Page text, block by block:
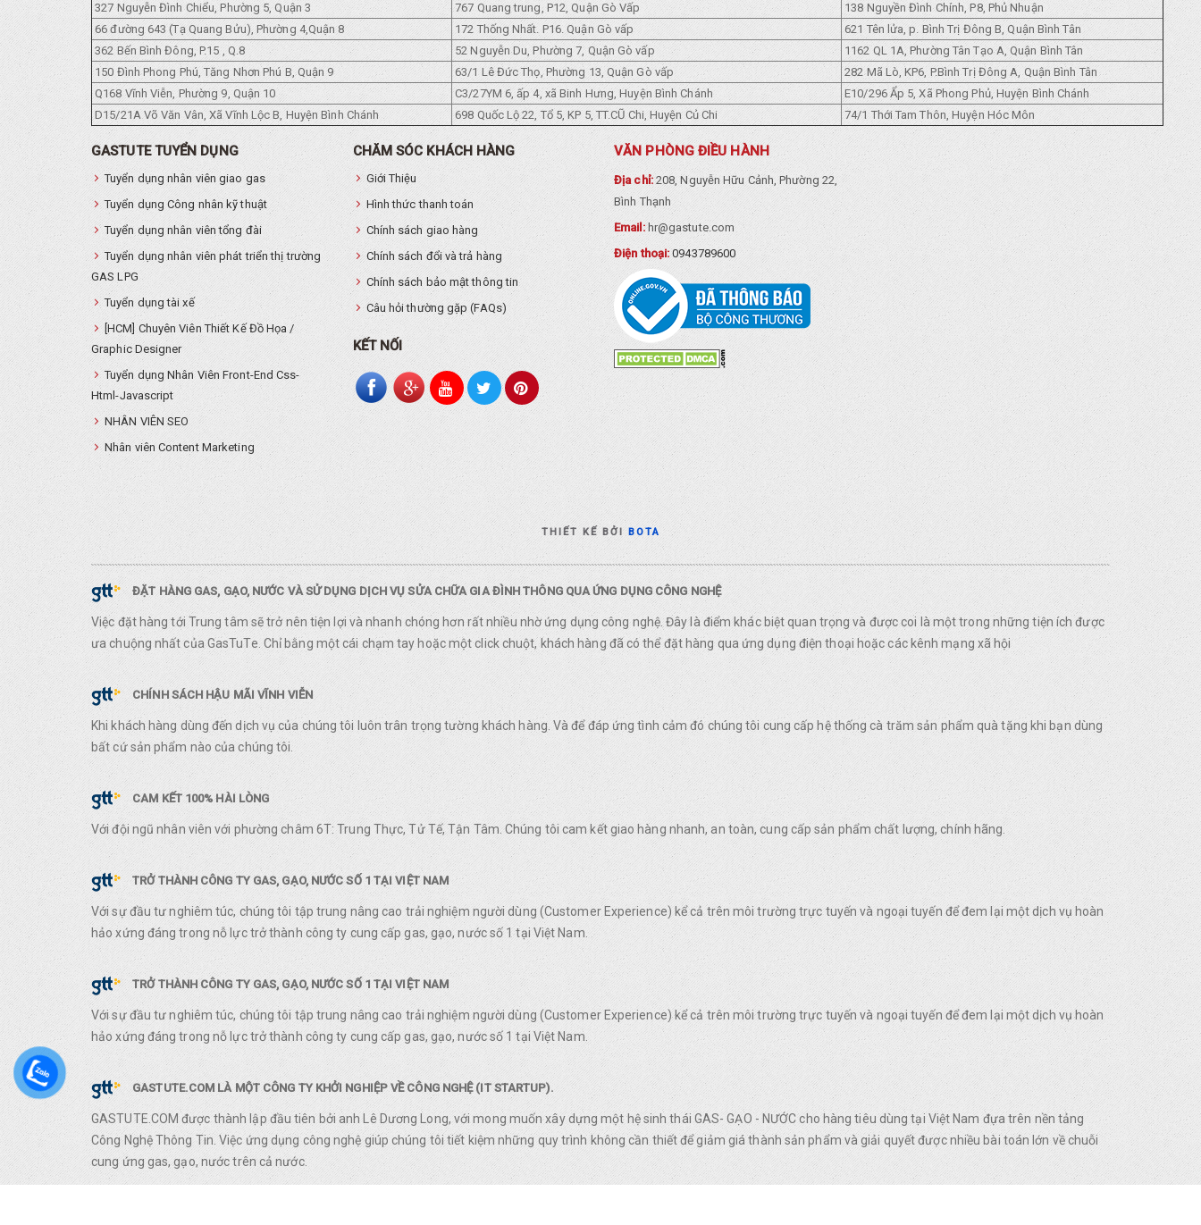
327 Nguyễn Đình Chiểu, Phường 5, Quận 3
767 Quang trung, P12, Quận Gò Vấp
138 Nguyền Đình Chính, P8, Phủ Nhuận
66 đường 643 (Tạ Quang Bửu), Phường 4,Quận 8
172 Thống Nhất. P16. Quận Gò vấp
621 Tên lửa, p. Bình Trị Đông B, Quận Bình Tân
362 Bến Bình Đông, P.15 , Q.8
52 Nguyễn Du, Phường 7, Quận Gò vấp
1162 QL 1A, Phường Tân Tạo A, Quận Bình Tân
150 Đình Phong Phú, Tăng Nhơn Phú B, Quận 9
63/1 Lê Đức Thọ, Phường 13, Quận Gò vấp
282 Mã Lò, KP6, P.Bình Trị Đông A, Quận Bình Tân
Q168 Vĩnh Viễn, Phường 9, Quận 10
C3/27YM 6, ấp 4, xã Binh Hưng, Huyện Bình Chánh
E10/296 Ẩp 5, Xã Phong Phủ, Huyện Bình Chánh
D15/21A Võ Văn Vân, Xã Vĩnh Lộc B, Huyện Bình Chánh
698 Quốc Lộ 22, Tổ 5, KP 5, TT.CŨ Chi, Huyện Củ Chi 74/1 Thới Tam Thôn, Huyện Hóc Môn
GASTUTE TUYỂN DỤNG
Tuyển dụng nhân viên giao gas
Tuyển dụng Công nhân kỹ thuật
Tuyển dụng nhân viên tổng đài
Tuyển dụng nhân viên phát triển thị trường
GAS LPG
Tuyển dụng tài xế
[HCM] Chuyên Viên Thiết Kế Đồ Họa /
Graphic Designer
Tuyển dụng Nhân Viên Front-End Css-
Html-Javascript
NHÂN VIÊN SEO
Nhân viên Content Marketing
CHĂM SÓC KHÁCH HÀNG
Giới Thiệu
Hình thức thanh toán
Chính sách giao hàng
Chính sách đổi và trả hàng
Chính sách bảo mật thông tin
Câu hỏi thường gặp (FAQs)
KẾT NỐI
VĂN PHÒNG ĐIỀU HÀNH
Địa chỉ:208, Nguyễn Hữu Cảnh, Phường 22,
Bình Thạnh
Email: hr@gastute.com
Điện thoại:0943789600
THIẾT KẾ BỞIBOTA
ĐẶT HÀNG GAS, GẠO, NƯỚC VÀ SỬ DỤNG DỊCH VỤ SỬA CHỮA GIA ĐÌNH THÔNG QUA ỨNG DỤNG CÔNG NGHỆ
Việc đặt hàng tới Trung tâm sẽ trở nên tiện lợi và nhanh chóng hơn rất nhiều nhờ ứng dụng công nghệ. Đây là điểm khác biệt quan trọng và được coi là một trong những tiện ích được
ưa chuộng nhất của GasTuTe. Chỉ bằng một cái chạm tay hoặc một click chuột, khách hàng đã có thể đặt hàng qua ứng dụng điện thoại hoặc các kênh mạng xã hội
CHÍNH SÁCH HẬU MÃI VĨNH VIỄN
Khi khách hàng dùng đến dịch vụ của chúng tôi luôn trân trọng tường khách hàng. Và để đáp ứng tình cảm đó chúng tôi cung cấp hệ thống cà trăm sản phẩm quà tặng khi bạn dùng
bất cứ sản phẩm nào của chúng tôi.
CAM KẾT 100% HÀI LÒNG
Với đội ngũ nhân viên với phường châm 6T: Trung Thực, Tử Tế, Tận Tâm. Chúng tôi cam kết giao hàng nhanh, an toàn, cung cấp sản phẩm chất lượng, chính hãng.
TRỞ THÀNH CÔNG TY GAS, GẠO, NƯỚC SỐ 1 TẠI VIỆT NAM
Với sự đầu tư nghiêm túc, chúng tôi tập trung nâng cao trải nghiệm người dùng (Customer Experience) kể cả trên môi trường trực tuyến và ngoại tuyến để đem lại một dịch vụ hoàn
hảo xứng đáng trong nỗ lực trở thành công ty cung cấp gas, gạo, nước số 1 tại Việt Nam.
TRỞ THÀNH CÔNG TY GAS, GẠO, NƯỚC SỐ 1 TẠI VIỆT NAM
Với sự đầu tư nghiêm túc, chúng tôi tập trung nâng cao trải nghiệm người dùng (Customer Experience) kể cả trên môi trường trực tuyến và ngoại tuyến để đem lại một dịch vụ hoàn
hảo xứng đáng trong nỗ lực trở thành công ty cung cấp gas, gạo, nước số 1 tại Việt Nam.
GASTUTE.COM LÀ MỘT CÔNG TY KHỞI NGHIỆP VỀ CÔNG NGHỆ (IT STARTUP).
GASTUTE.COM được thành lập đầu tiên bởi anh Lê Dương Long, với mong muốn xây dựng một hệ sinh thái GAS- GẠO - NƯỚC cho hàng tiêu dùng tại Việt Nam đựa trên nền tảng
Công Nghệ Thông Tin. Việc ứng dụng công nghệ giúp chúng tôi tiết kiệm những quy trình không cần thiết để giảm giá thành sản phẩm và giải quyết được nhiều bài toán lớn về chuỗi
cung ứng gas, gạo, nước trên cả nước.